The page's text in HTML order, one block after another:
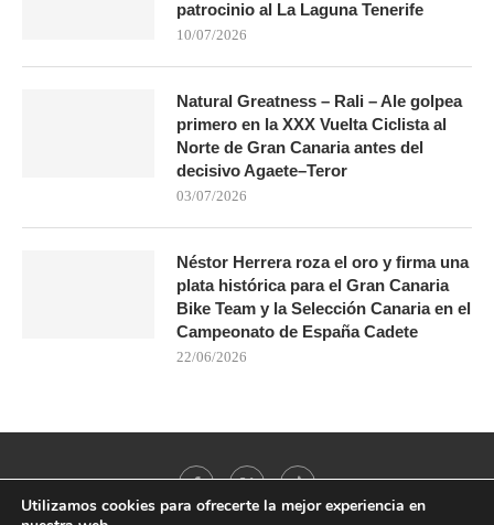
patrocinio al La Laguna Tenerife
10/07/2026
Natural Greatness – Rali – Ale golpea
primero en la XXX Vuelta Ciclista al
Norte de Gran Canaria antes del
decisivo Agaete–Teror
03/07/2026
Néstor Herrera roza el oro y firma una
plata histórica para el Gran Canaria
Bike Team y la Selección Canaria en el
Campeonato de España Cadete
22/06/2026
Utilizamos cookies para ofrecerte la mejor experiencia en